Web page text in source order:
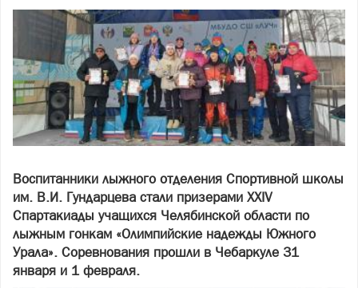
Воспитанники лыжного отделения Спортивной школы
им. В.И. Гундарцева стали призерами XXIV
Спартакиады учащихся Челябинской области по
лыжным гонкам «Олимпийские надежды Южного
Урала». Соревнования прошли в Чебаркуле 31
января и 1 февраля.